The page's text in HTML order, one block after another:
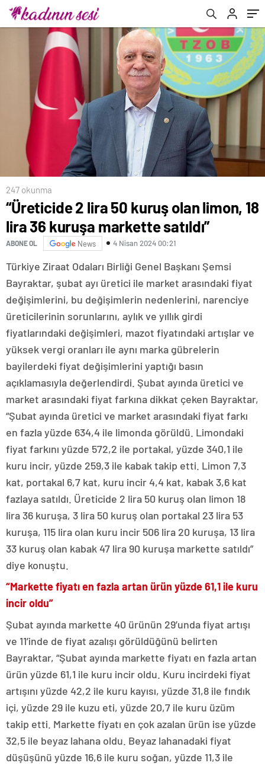
247 okunma
“Üreticide 2 lira 50 kuruş olan limon, 18
lira 36 kuruşa markette satıldı”
ABONE OL News 4 Nisan 2024 00:21
Türkiye Ziraat Odaları Birliği Genel Başkanı Şemsi
Bayraktar, şubat ayı üretici ile market arasındaki fiyat
değişimlerini, bu değişimlerin nedenlerini, narenciye
üreticilerinin sorunlarını, aylık ve yıllık girdi
fiyatlarındaki değişimleri, mazot fiyatındaki artışlar ve
yüksek vergi oranları ile aynı marka gübrelerin
bayilerdeki fiyat değişimlerini yaptığı basın
açıklamasıyla değerlendirdi. Şubat ayında üretici ve
market arasındaki fiyat farkına dikkat çeken Bayraktar,
“Şubat ayında üretici ve market arasındaki fiyat farkı
en fazla yüzde 634,4 ile limonda görüldü. Limondaki
fiyat farkını yüzde 572,2 ile portakal, yüzde 340,1 ile
kuru incir, yüzde 259,3 ile kabak takip etti. Limon 7,3
kat, portakal 6,7 kat, kuru incir 4,4 kat, kabak 3,6 kat
fazlaya satıldı. Üreticide 2 lira 50 kuruş olan limon 18
lira 36 kuruşa, 3 lira 50 kuruş olan portakal 23 lira 53
kuruşa, 115 lira olan kuru incir 506 lira 20 kuruşa, 13 lira
33 kuruş olan kabak 47 lira 90 kuruşa markette satıldı”
diye konuştu.
“Markette fiyatı en fazla artan ürün yüzde 61,1 ile kuru
incir oldu”
Şubat ayında markette 40 ürünün 29’unda fiyat artışı
ve 11’inde de fiyat azalışı görüldüğünü belirten
Bayraktar, “Şubat ayında markette fiyatı en fazla artan
ürün yüzde 61,1 ile kuru incir oldu. Kuru incirdeki fiyat
artışını yüzde 42,2 ile kuru kayısı, yüzde 31,8 ile fındık
içi, yüzde 29 ile kuzu eti, yüzde 20,7 ile kuru üzüm
takip etti. Markette fiyatı en çok azalan ürün ise yüzde
32,5 ile beyaz lahana oldu. Beyaz lahanadaki fiyat
düşüşünü yüzde 16,6 ile kuru soğan, yüzde 11,3 ile